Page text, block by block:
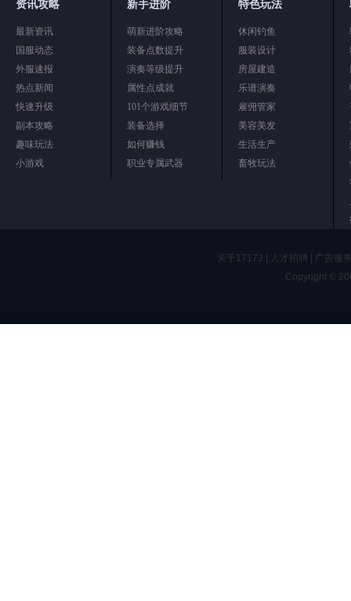
资讯攻略
最新资讯
国服动态
外服速报
热点新闻
快速升级
副本攻略
趣味玩法
小游戏
新手进阶
萌新进阶攻略
装备点数提升
演奏等级提升
属性点成就
101个游戏细节
装备选择
如何赚钱
职业专属武器
特色玩法
休闲钓鱼
服装设计
房屋建造
乐谱演奏
雇佣管家
美容美发
生活生产
畜牧玩法
关于17173 | 人才招聘 | 广告服
Copyright ©